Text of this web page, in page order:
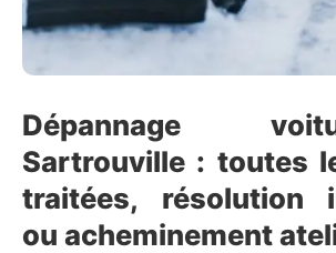
Dépannage
Sartrouville : toutes
traitées, résolution
ou acheminement